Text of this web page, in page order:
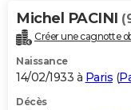
Michel PACINI
Créer une cagnotte
Naissance
14/02/1933 à Paris (
Décès